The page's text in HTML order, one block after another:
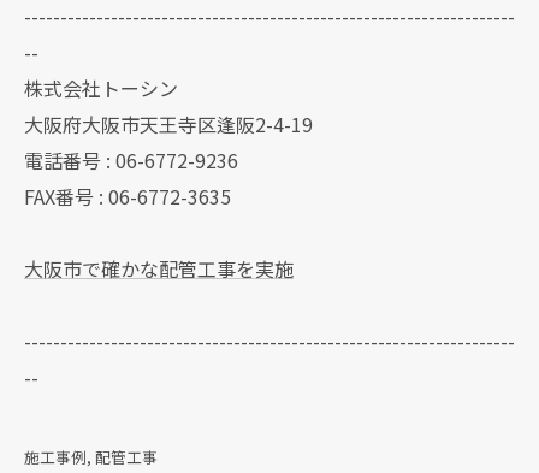
--------------------------------------------------------------------
--
株式会社トーシン
大阪府大阪市天王寺区逢阪2-4-19
電話番号 : 06-6772-9236
FAX番号 : 06-6772-3635
大阪市で確かな配管工事を実施
--------------------------------------------------------------------
--
施工事例 配管工事